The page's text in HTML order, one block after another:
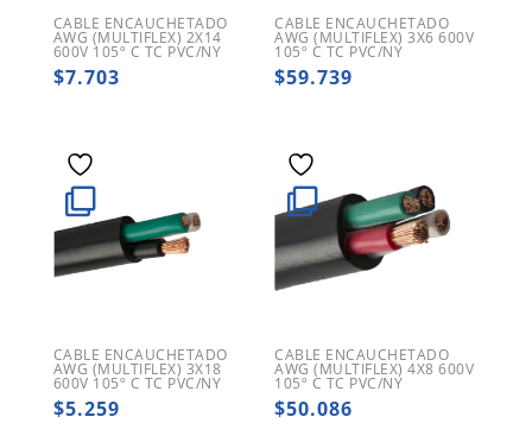
CABLE ENCAUCHETADO
AWG (MULTIFLEX) 2X14
600V 105º C TC PVC/NY
$7.703
CABLE ENCAUCHETADO
AWG (MULTIFLEX) 3X6 600V
105º C TC PVC/NY
$59.739
CABLE ENCAUCHETADO
AWG (MULTIFLEX) 3X18
600V 105º C TC PVC/NY
$5.259
CABLE ENCAUCHETADO
AWG (MULTIFLEX) 4X8 600V
105º C TC PVC/NY
$50.086